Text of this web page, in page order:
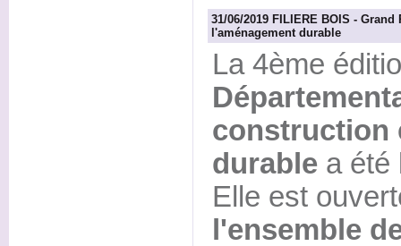
31/06/2019 FILIERE BOIS -
l'aménagement durable
La 4ème
construction
durablea été
Elle est
l'ensemble